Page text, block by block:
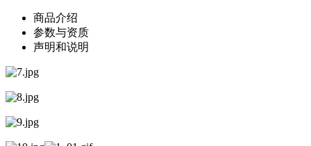
商品介绍
参数与资质
声明和说明